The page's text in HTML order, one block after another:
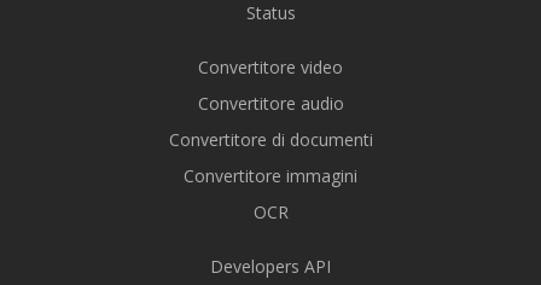
Status
Convertitore video
Convertitore audio
Convertitore di documenti
Convertitore immagini
OCR
Developers API